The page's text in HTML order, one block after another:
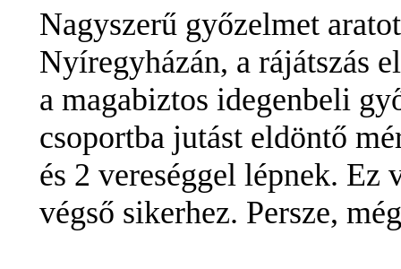
Nagyszerű győzelmet
Nyíregyházán, a rájátszás
a magabiztos idegenbeli
csoportba jutást eldöntő
és 2 vereséggel lépnek. Ez
végső sikerhez. Persze,